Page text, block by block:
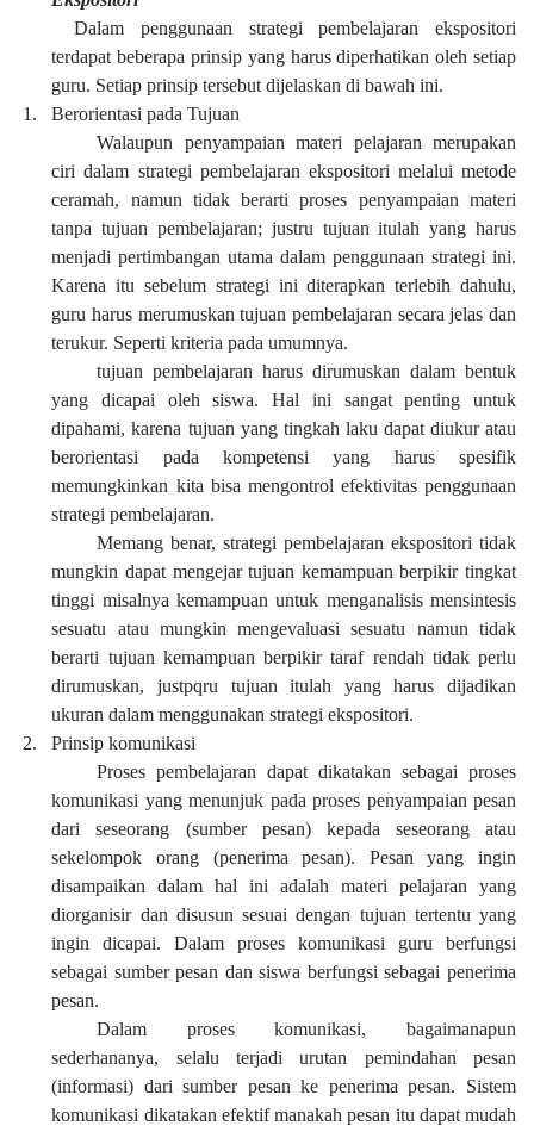
Dalam penggunaan strategi pembelajaran ekspositori
terdapat beberapa prinsip yang harus diperhatikan oleh setiap
guru. Setiap prinsip tersebut dijelaskan di bawah ini.
1.
Berorientasi pada Tujuan
Walaupun penyampaian materi pelajaran merupakan
ciri dalam strategi pembelajaran ekspositori melalui metode
ceramah, namun tidak berarti proses penyampaian materi
tanpa tujuan pembelajaran; justru tujuan itulah yang harus
menjadi pertimbangan utama dalam penggunaan strategi ini.
Karena itu sebelum strategi ini diterapkan terlebih dahulu,
guru harus merumuskan tujuan pembelajaran secara jelas dan
terukur. Seperti kriteria pada umumnya.
tujuan pembelajaran harus dirumuskan dalam bentuk
yang dicapai oleh siswa. Hal ini sangat penting untuk
dipahami, karena tujuan yang tingkah laku dapat diukur atau
berorientasi pada kompetensi yang harus spesifik
memungkinkan kita bisa mengontrol efektivitas penggunaan
strategi pembelajaran.
Memang benar, strategi pembelajaran ekspositori tidak
mungkin dapat mengejar tujuan kemampuan berpikir tingkat
tinggi misalnya kemampuan untuk menganalisis mensintesis
sesuatu atau mungkin mengevaluasi sesuatu namun tidak
berarti tujuan kemampuan berpikir taraf rendah tidak perlu
dirumuskan, justpqru tujuan itulah yang harus dijadikan
ukuran dalam menggunakan strategi ekspositori.
2.
Prinsip komunikasi
Proses pembelajaran dapat dikatakan sebagai proses
komunikasi yang menunjuk pada proses penyampaian pesan
dari seseorang (sumber pesan) kepada seseorang atau
sekelompok orang (penerima pesan). Pesan yang ingin
disampaikan dalam hal ini adalah materi pelajaran yang
diorganisir dan disusun sesuai dengan tujuan tertentu yang
ingin dicapai. Dalam proses komunikasi guru berfungsi
sebagai sumber pesan dan siswa berfungsi sebagai penerima
pesan.
Dalam proses komunikasi, bagaimanapun
sederhananya, selalu terjadi urutan pemindahan pesan
(informasi) dari sumber pesan ke penerima pesan. Sistem
komunikasi dikatakan efektif manakah pesan itu dapat mudah